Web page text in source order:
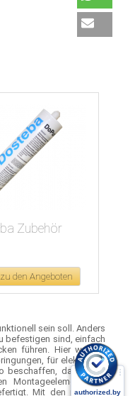
Zubehör
den Angeboten
sein soll. Anders
befestigen sind, einfach
führen. Hier werden
für elektrische
beschaffen, dass auch
Montageelemente für
Mit den richtigen